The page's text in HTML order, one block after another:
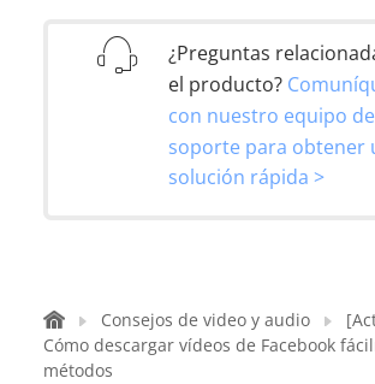
¿Preguntas
el producto?
con nuestro equipo de
soporte para obtener
solución rápida >
Consejos de video y audio
Cómo descargar vídeos de Facebook
métodos